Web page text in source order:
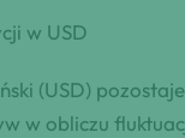
w USD
(USD)
w obliczu